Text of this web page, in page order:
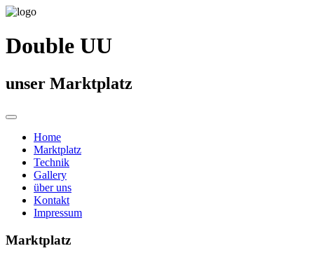
Double UU
unser Marktplatz
Home
Marktplatz
Technik
Gallery
über uns
Kontakt
Impressum
Marktplatz